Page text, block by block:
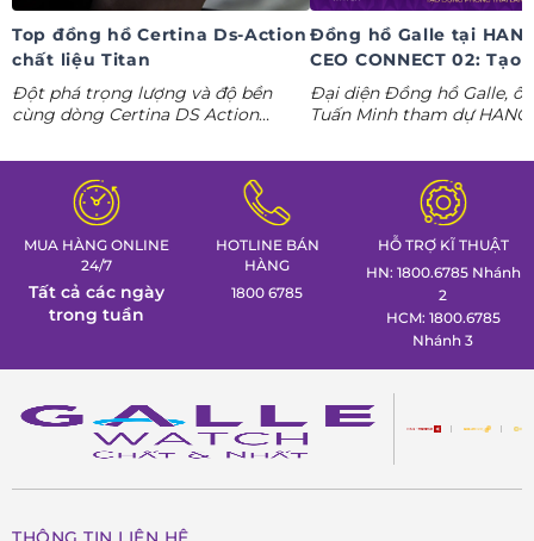
Top đồng hồ Certina Ds-Action
chất liệu Titan
Đột phá trọng lượng và độ bền
cùng dòng Certina DS Action
tác thể thao cá tính nhất trong
Tuần lễ đồng hồ Thụy Sỹ cùng
Đồng hồ Galle!
Đồng hồ Galle tại
CEO CONNECT 02: Tạo
phong thái lãnh đạo kỷ
nguyên AI
Đại diện Đồng hồ Galle,
Tuấn Minh tham dự
gian trưng bày đồng hồ
định hình phong thái lãnh
MUA HÀNG ONLINE
24/7
Tất cả các ngày
trong tuần
HOTLINE BÁN
HÀNG
1800 6785
HỖ TRỢ KĨ THUẬT
HN: 1800.6785 Nhánh
2
HCM: 1800.6785
Nhánh 3